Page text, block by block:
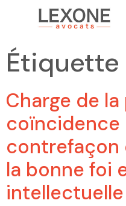
Étiquette
Charge de
coïncidence
contrefaçon
la bonne foi
intellectuelle